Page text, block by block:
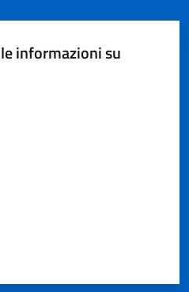
informazioni su